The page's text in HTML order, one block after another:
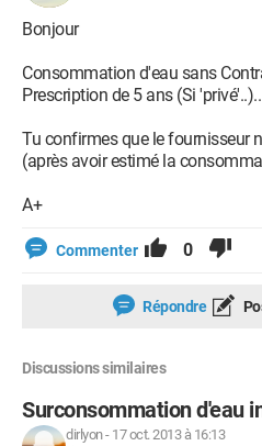
Bonjour
Consommation d'eau sans
Prescription de 5 ans (Si 'privé'..)..
Tu confirmes que le fournisseur
(après avoir estimé la
A+
Commenter 0
Répondre
Discussions similaires
Surconsommation d'eau
dirlyon- 17 oct. 2013 à 16:13